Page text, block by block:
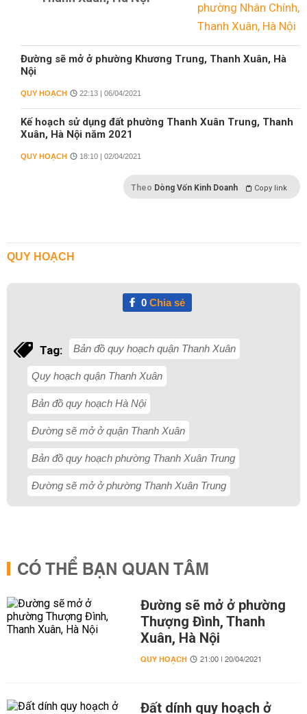
Đường sẽ mở ở phường Khương Trung, Thanh Xuân, Hà
Nội
QUY HOẠCH 22:13 | 06/04/2021
Kế hoạch sử dụng đất phường Thanh Xuân Trung, Thanh
Xuân, Hà Nội năm 2021
QUY HOẠCH 18:10 | 02/04/2021
Theo Dòng Vốn Kinh Doanh Copy link
QUY HOẠCH
0Chia sẻ
Tag: Bản đồ quy hoạch quận Thanh Xuân
Quy hoạch quận Thanh Xuân
Bản đồ quy hoạch Hà Nội
Đường sẽ mở ở quận Thanh Xuân
Bản đồ quy hoạch phường Thanh Xuân Trung
Đường sẽ mở ở phường Thanh Xuân Trung
CÓ THỂ BẠN QUAN TÂM
Đường sẽ mở ở phường
Thượng Đình, Thanh
Xuân, Hà Nội
QUY HOẠCH 21:00 | 20/04/2021
Đất dính quy hoạch ở